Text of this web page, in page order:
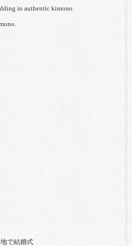
in authentic kimono.
で結婚式